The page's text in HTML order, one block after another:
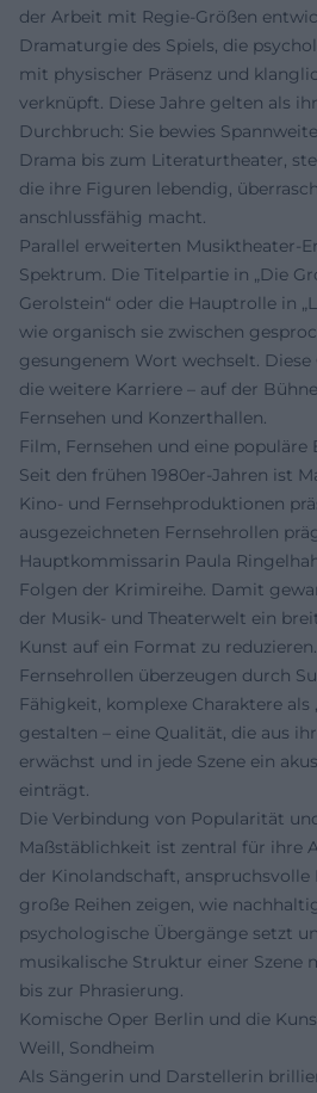
der Arbeit mit Regie-Größen
Dramaturgie des Spiels, die
mit physischer Präsenz und
verknüpft. Diese Jahre gelten als
Durchbruch: Sie bewies
Drama bis zum Literaturtheater,
die ihre Figuren lebendig,
anschlussfähig macht.
Parallel erweiterten Musiktheater-
Spektrum. Die Titelpartie in „Die
Gerolstein“ oder die Hauptrolle in
wie organisch sie zwischen
gesungenem Wort wechselt.
die weitere Karriere – auf der
Fernsehen und Konzerthallen.
Film, Fernsehen und eine
Seit den frühen 1980er-Jahren ist
Kino- und Fernsehproduktionen
ausgezeichneten Fernsehrollen
Hauptkommissarin Paula
Folgen der Krimireihe. Damit
der Musik- und Theaterwelt ein
Kunst auf ein Format zu
Fernsehrollen überzeugen durch
Fähigkeit, komplexe Charaktere als
gestalten – eine Qualität, die aus
erwächst und in jede Szene ein
einträgt.
Die Verbindung von Popularität
Maßstäblichkeit ist zentral für ihre
der Kinolandschaft,
große Reihen zeigen, wie
psychologische Übergänge setzt
musikalische Struktur einer Szene
bis zur Phrasierung.
Komische Oper Berlin und die
Weill, Sondheim
Als Sängerin und Darstellerin